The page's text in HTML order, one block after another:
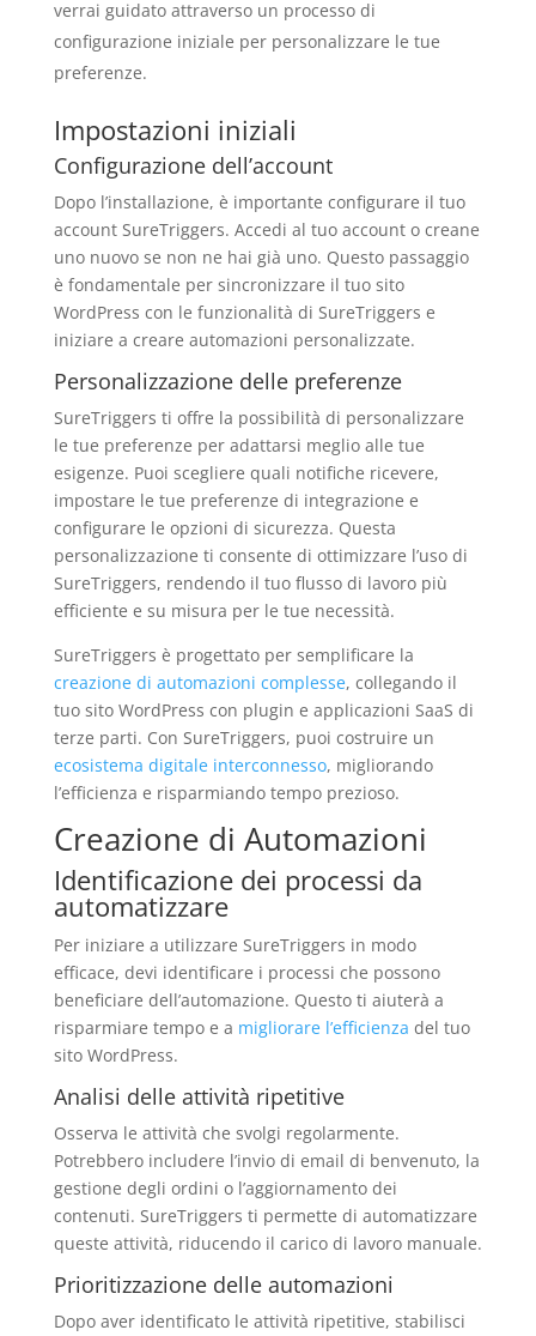
verrai guidato attraverso un processo di
configurazione iniziale per personalizzare le tue
preferenze.
Impostazioni iniziali
Configurazione dell’account
Dopo l’installazione, è importante configurare il tuo
account SureTriggers. Accedi al tuo account o creane
uno nuovo se non ne hai già uno. Questo passaggio
è fondamentale per sincronizzare il tuo sito
WordPress con le funzionalità di SureTriggers e
iniziare a creare automazioni personalizzate.
Personalizzazione delle preferenze
SureTriggers ti offre la possibilità di personalizzare
le tue preferenze per adattarsi meglio alle tue
esigenze. Puoi scegliere quali notifiche ricevere,
impostare le tue preferenze di integrazione e
configurare le opzioni di sicurezza. Questa
personalizzazione ti consente di ottimizzare l’uso di
SureTriggers, rendendo il tuo flusso di lavoro più
efficiente e su misura per le tue necessità.
SureTriggers è progettato per semplificare la
creazione di automazioni complesse, collegando il
tuo sito WordPress con plugin e applicazioni SaaS di
terze parti. Con SureTriggers, puoi costruire un
ecosistema digitale interconnesso, migliorando
l’efficienza e risparmiando tempo prezioso.
Creazione di Automazioni
Identificazione dei processi da
automatizzare
Per iniziare a utilizzare SureTriggers in modo
efficace, devi identificare i processi che possono
beneficiare dell’automazione. Questo ti aiuterà a
risparmiare tempo e a migliorare l’efficienza del tuo
sito WordPress.
Analisi delle attività ripetitive
Osserva le attività che svolgi regolarmente.
Potrebbero includere l’invio di email di benvenuto, la
gestione degli ordini o l’aggiornamento dei
contenuti. SureTriggers ti permette di automatizzare
queste attività, riducendo il carico di lavoro manuale.
Prioritizzazione delle automazioni
Dopo aver identificato le attività ripetitive, stabilisci